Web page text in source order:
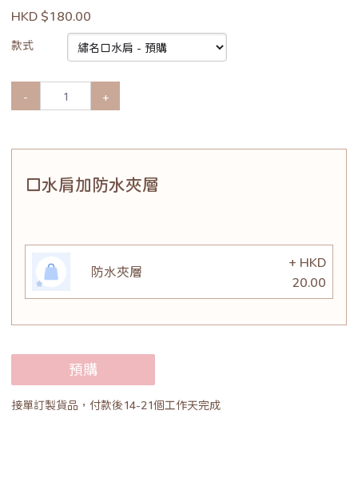
HKD $180.00
款式
- +
口水肩加防水夾層
防水夾層
+ HKD
20.00
預購
接單訂製貨品，付款後14-21個工作天完成